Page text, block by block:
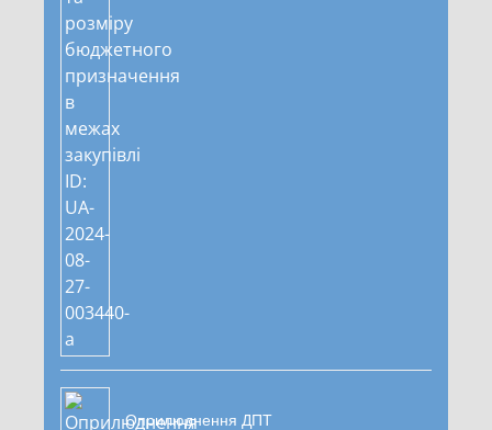
Оприлюднення ДПТ